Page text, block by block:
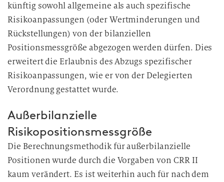
künftig sowohl allgemeine als auch spezifische
Risikoanpassungen (oder Wertminderungen und
Rückstellungen) von der bilanziellen
Positionsmessgröße abgezogen werden dürfen. Dies
erweitert die Erlaubnis des Abzugs spezifischer
Risikoanpassungen, wie er von der Delegierten
Verordnung gestattet wurde.
Außerbilanzielle
Risikopositionsmessgröße
Die Berechnungsmethodik für außerbilanzielle
Positionen wurde durch die Vorgaben von CRR II
kaum verändert. Es ist weiterhin auch für nach dem